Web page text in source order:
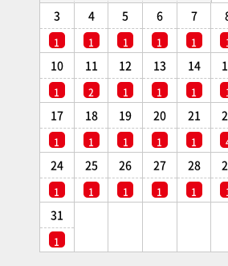
3
1
4
1
5
1
6
1
7
1
10
1
11
2
12
1
13
1
14
1
17
1
18
1
19
1
20
1
21
1
24
1
25
1
26
1
27
1
28
1
31
1